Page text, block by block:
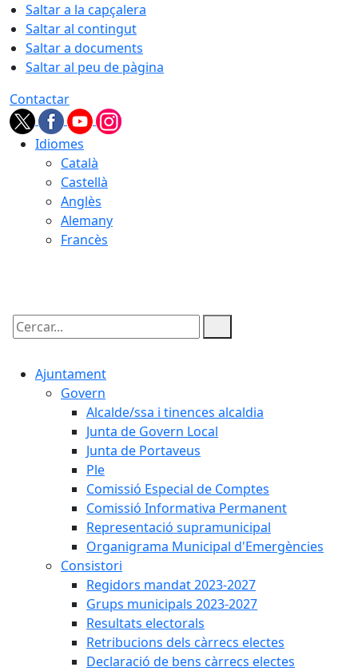
Saltar a la capçalera
Saltar al contingut
Saltar a documents
Saltar al peu de pàgina
Contactar
Idiomes
Català
Castellà
Anglès
Alemany
Francès
Cercar:
Ajuntament
Govern
Alcalde/ssa i tinences alcaldia
Junta de Govern Local
Junta de Portaveus
Ple
Comissió Especial de Comptes
Comissió Informativa Permanent
Representació supramunicipal
Organigrama Municipal d'Emergències
Consistori
Regidors mandat 2023-2027
Grups municipals 2023-2027
Resultats electorals
Retribucions dels càrrecs electes
Declaració de bens càrrecs electes